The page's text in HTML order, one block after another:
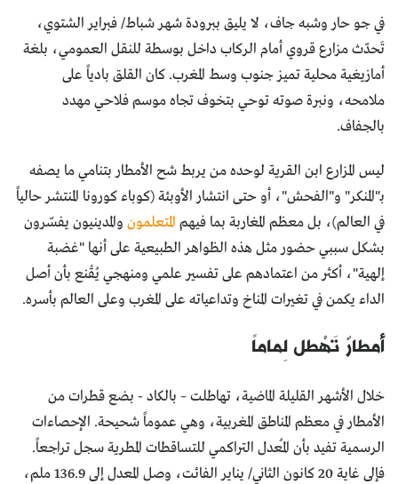
في جو حار وشبه جاف، لا يليق ببرودة شهر شباط/ فبراير الشتوي،
تَحدّث مزارع قروي أمام الركاب داخل بوسطة للنقل العمومي، بلغة
أمازيغية محلية تميز جنوب وسط المغرب. كان القلق بادياً على
ملامحه، ونبرة صوته توحي بتخوف تجاه موسم فلاحي مهدد
بالجفاف.
ليس المزارع ابن القرية لوحده من يربط شح الأمطار بتنامي ما يصفه
بـ"المنكر" و"الفحش"، أو حتى انتشار الأوبئة (كوباء كورونا المنتشر حالياً
في العالم)، بل معظم المغاربة بما فيهم المتعلمون والمدينيون يفسّرون
بشكل سببي حضور مثل هذه الظواهر الطبيعية على أنها "غضبة
إلهية"، أكثر من اعتمادهم على تفسير علمي ومنهجي يُقْنع بأن أصل
الداء يكمن في تغيرات المناخ وتداعياته على المغرب وعلى العالم بأسره.
أمطارٌ تَهْطل لِماماً
خلال الأشهر القليلة الماضية، تهاطلت – بالكاد - بضع قطرات من
الأمطار في معظم المناطق المغربية، وهي عموماً شحيحة. الإحصاءات
الرسمية تفيد بأن المُعدل التراكمي للتساقطات المطرية سجل تراجعاً.
فإلى غاية 20 كانون الثاني/ يناير الفائت، وصل المعدل إلى 136.9 ملم،